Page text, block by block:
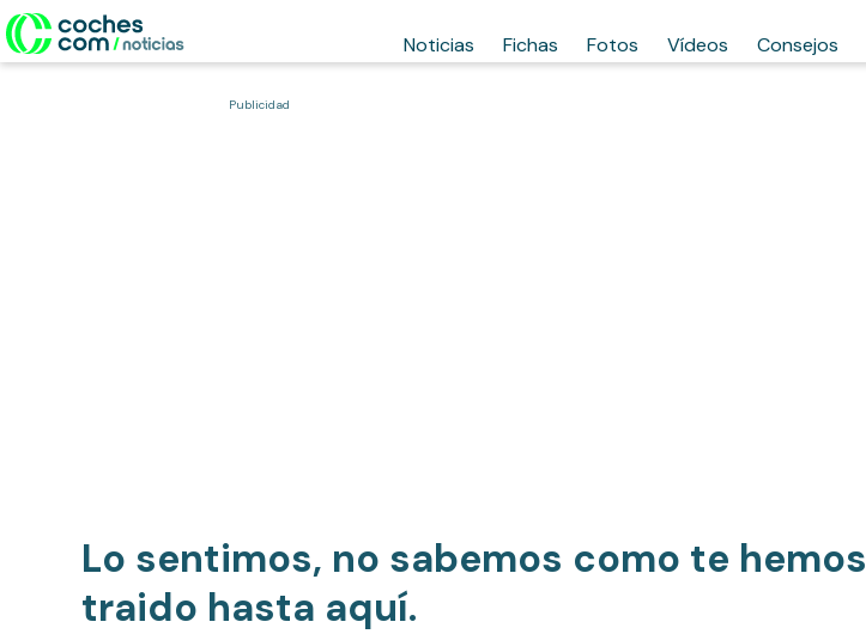
Noticias Fichas Fotos Vídeos Consejos
Publicidad
Lo sentimos, no sabemos como te hemos
traido hasta aquí.